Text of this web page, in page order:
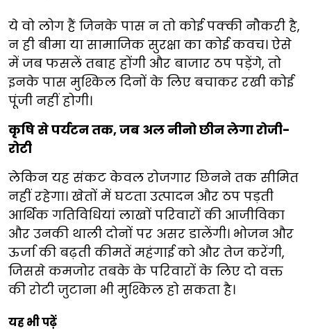
ये वो लोग हैं जिनके पास न तो कोई पक्की नौकरी है,
न ही बीमा या सामाजिक सुरक्षा का कोई कवच। ऐसे
में जब फसलें तबाह होंगी और बाजार ठप पड़ेंगे, तो
इनके पास मुश्किल दिनों के लिए बचाकर रखी कोई
पूंजी नहीं होगी।
कृषि से पर्यटन तक, जब अल नीनो छीन लेगा रोजी-
रोटी
लेकिन यह संकट केवल रोजगार छिनने तक सीमित
नहीं रहेगा। खेतों में घटता उत्पादन और ठप पड़ती
आर्थिक गतिविधियां लाखों परिवारों की आजीविका
और उनकी थाली दोनों पर असर डालेंगी। भोजन और
ऊर्जा की बढ़ती कीमतें महंगाई को और तेज करेंगी,
जिससे कमजोर तबके के परिवारों के लिए दो वक्त
की रोटी जुटाना भी मुश्किल हो सकता है।
यह भी पढ़ें